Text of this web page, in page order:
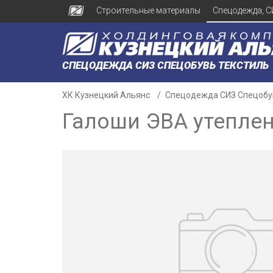
Строительные материалы Спецодежда,
СПЕЦОДЕЖДА СИЗ СПЕЦОБУВЬ ТЕКСТИЛЬ
ХК Кузнецкий Альянс Спецодежда СИЗ
Галоши ЭВА